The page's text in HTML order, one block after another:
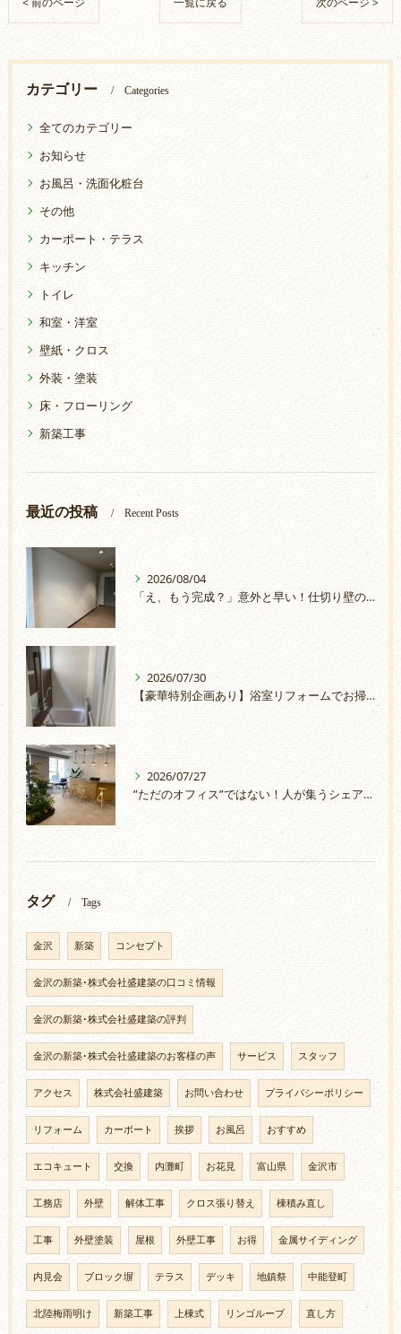
カテゴリー Categories
全てのカテゴリー
お知らせ
お風呂・洗面化粧台
その他
カーポート・テラス
キッチン
トイレ
和室・洋室
壁紙・クロス
外装・塗装
床・フローリング
新築工事
最近の投稿 Recent Posts
2026/08/04
「え、もう完成？」意外と早い！仕切り壁の取付
2026/07/30
【豪華特別企画あり】浴室リフォームでお掃除ラクラク＆安心のお風呂へ
2026/07/27
”ただのオフィス”ではない！人が集うシェアオフィスづくり
タグ Tags
金沢 新築 コンセプト
金沢の新築･株式会社盛建築の口コミ情報
金沢の新築･株式会社盛建築の評判
金沢の新築･株式会社盛建築のお客様の声 サービス スタッフ
アクセス 株式会社盛建築 お問い合わせ プライバシーポリシー
リフォーム カーポート 挨拶 お風呂 おすすめ
エコキュート 交換 内灘町 お花見 富山県 金沢市
工務店 外壁 解体工事 クロス張り替え 棟積み直し
工事 外壁塗装 屋根 外壁工事 お得 金属サイディング
内見会 ブロック塀 テラス デッキ 地鎮祭 中能登町
北陸梅雨明け 新築工事 上棟式 リンゴループ 直し方